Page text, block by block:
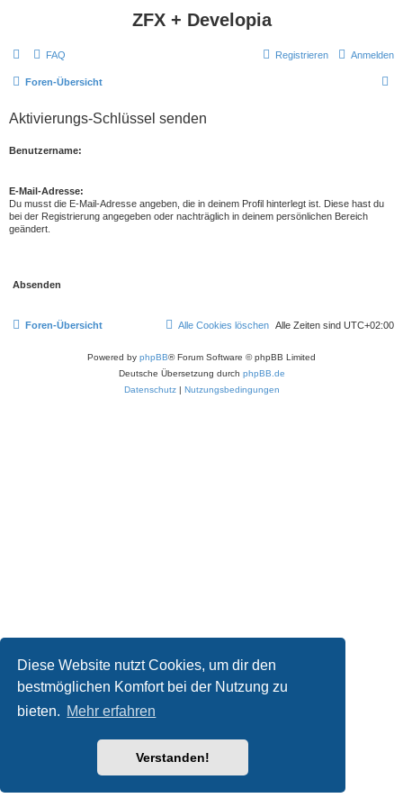
Diese Website nutzt Cookies, um dir den
bestmöglichen Komfort bei der Nutzung zu
bieten. Mehr erfahren
Verstanden!
ZFX + Developia
FAQ Anmelden
Registrieren
Foren-Übersicht
Aktivierungs-Schlüssel senden
Benutzername:
E-Mail-Adresse:
Du musst die E-Mail-Adresse angeben, die in deinem Profil hinterlegt ist. Diese hast du
bei der Registrierung angegeben oder nachträglich in deinem persönlichen Bereich
geändert.
Foren-Übersicht Alle Zeiten sind UTC+02:00
Alle Cookies löschen
Powered by phpBB® Forum Software © phpBB Limited
Deutsche Übersetzung durch phpBB.de
Datenschutz| Nutzungsbedingungen